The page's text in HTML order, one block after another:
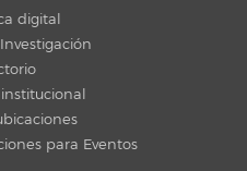
digital
para Eventos